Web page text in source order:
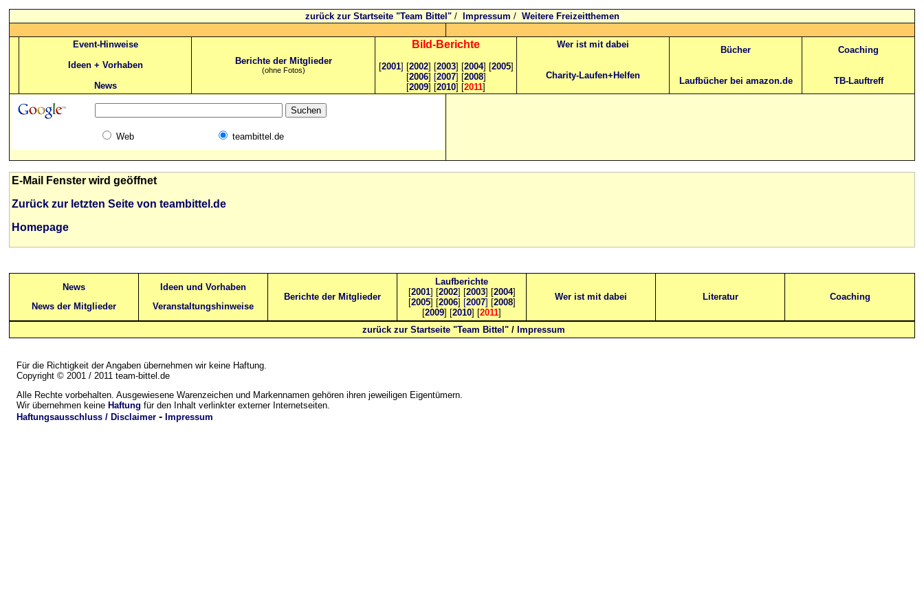
zurück zur Startseite "Team Bittel"/ Impressum / Weitere Freizeitthemen
Event-Hinweise
Ideen + Vorhaben
News
Berichte der Mitglieder
(ohne Fotos)
Bild-Berichte
[2001] [2002] [2003] [2004] [2005]
[2006] [2007] [2008]
[2009] [2010] [2011]
Wer ist mit dabei
Charity-Laufen+Helfen
Bücher
Laufbücher bei amazon.de
Coaching
TB-Lauftreff
Web teambittel.de
E-Mail Fenster wird geöffnet
Zurück zur letzten Seite von teambittel.de
Homepage
News
News der Mitglieder
Ideen und Vorhaben
Veranstaltungshinweise
Berichte der Mitglieder
Laufberichte
[2001] [2002] [2003] [2004]
[2005] [2006] [2007] [2008]
[2009] [2010] [2011]
Wer ist mit dabei Literatur Coaching
zurück zur Startseite "Team Bittel"/ Impressum
Für die Richtigkeit der Angaben übernehmen wir keine Haftung.
Copyright © 2001 / 2011 team-bittel.de
Alle Rechte vorbehalten. Ausgewiesene Warenzeichen und Markennamen gehören ihren jeweiligen Eigentümern.
Wir übernehmen keine Haftung für den Inhalt verlinkter externer Internetseiten.
Haftungsausschluss / Disclaimer - Impressum